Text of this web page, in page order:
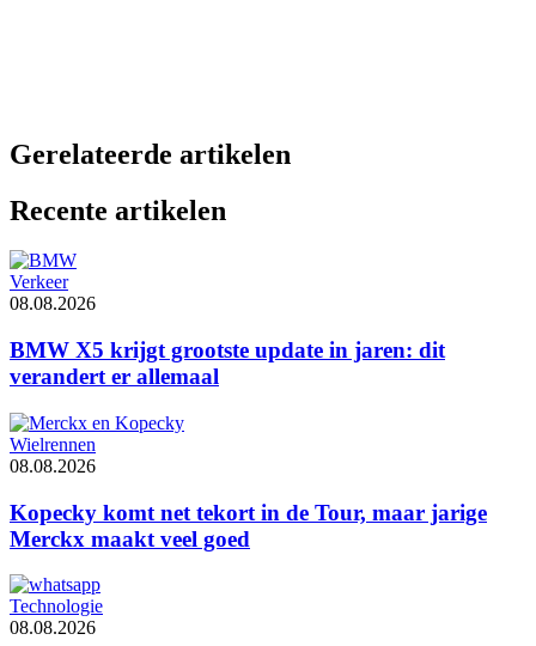
Gerelateerde artikelen
Recente artikelen
Verkeer
08.08.2026
BMW X5 krijgt grootste update in jaren: dit
verandert er allemaal
Wielrennen
08.08.2026
Kopecky komt net tekort in de Tour, maar jarige
Merckx maakt veel goed
Technologie
08.08.2026